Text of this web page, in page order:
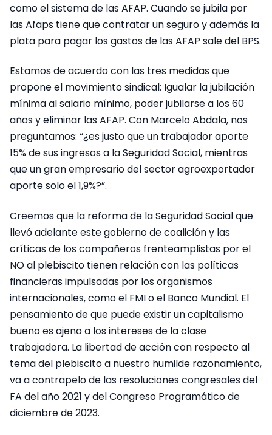
como el sistema de las AFAP. Cuando se jubila por
las Afaps tiene que contratar un seguro y además la
plata para pagar los gastos de las AFAP sale del BPS.
Estamos de acuerdo con las tres medidas que
propone el movimiento sindical: Igualar la jubilación
mínima al salario mínimo, poder jubilarse a los 60
años y eliminar las AFAP. Con Marcelo Abdala, nos
preguntamos: “¿es justo que un trabajador aporte
15% de sus ingresos a la Seguridad Social, mientras
que un gran empresario del sector agroexportador
aporte solo el 1,9%?”.
Creemos que la reforma de la Seguridad Social que
llevó adelante este gobierno de coalición y las
críticas de los compañeros frenteamplistas por el
NO al plebiscito tienen relación con las políticas
financieras impulsadas por los organismos
internacionales, como el FMI o el Banco Mundial. El
pensamiento de que puede existir un capitalismo
bueno es ajeno a los intereses de la clase
trabajadora. La libertad de acción con respecto al
tema del plebiscito a nuestro humilde razonamiento,
va a contrapelo de las resoluciones congresales del
FA del año 2021 y del Congreso Programático de
diciembre de 2023.